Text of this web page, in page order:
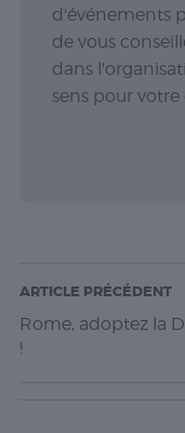
d'événements
de vous
dans
sens pour votre
ARTICLE PRÉCÉDENT
Rome, adoptez la
!